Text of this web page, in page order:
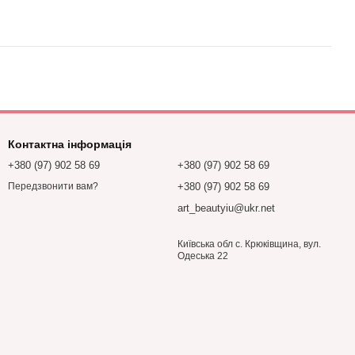
Контактна інформація
+380 (97) 902 58 69
Передзвонити вам?
+380 (97) 902 58 69
+380 (97) 902 58 69
art_beautyiu@ukr.net
Київська обл с. Крюківщина, вул.
Одеська 22